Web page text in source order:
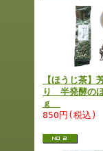
【ほうじ茶】
り 半発酵の
ｇ
850円(税込)